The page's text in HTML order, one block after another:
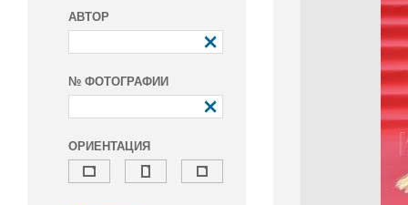
АВТОР
№ ФОТОГРАФИИ
ОРИЕНТАЦИЯ